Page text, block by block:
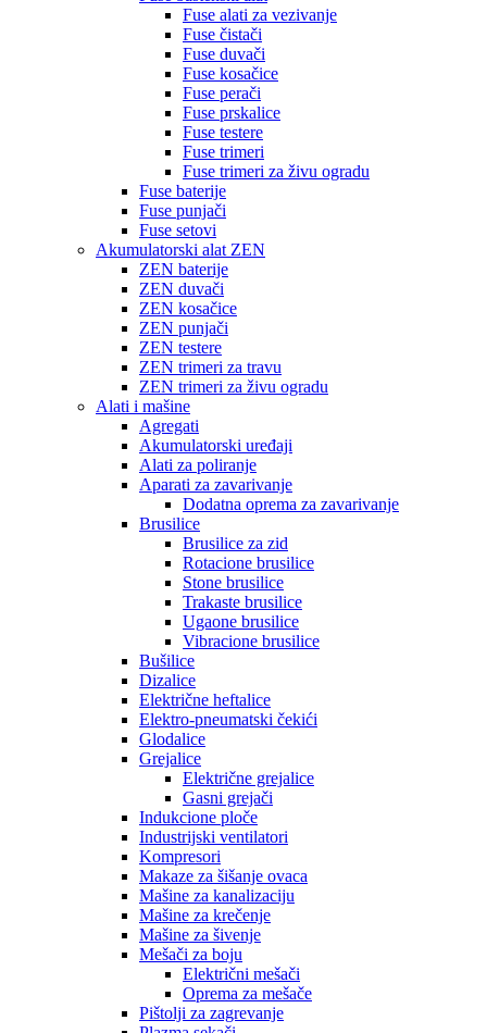
Fuse alati za vezivanje
Fuse čistači
Fuse duvači
Fuse kosačice
Fuse perači
Fuse prskalice
Fuse testere
Fuse trimeri
Fuse trimeri za živu ogradu
Fuse baterije
Fuse punjači
Fuse setovi
Akumulatorski alat ZEN
ZEN baterije
ZEN duvači
ZEN kosačice
ZEN punjači
ZEN testere
ZEN trimeri za travu
ZEN trimeri za živu ogradu
Alati i mašine
Agregati
Akumulatorski uređaji
Alati za poliranje
Aparati za zavarivanje
Dodatna oprema za zavarivanje
Brusilice
Brusilice za zid
Rotacione brusilice
Stone brusilice
Trakaste brusilice
Ugaone brusilice
Vibracione brusilice
Bušilice
Dizalice
Električne heftalice
Elektro-pneumatski čekići
Glodalice
Grejalice
Električne grejalice
Gasni grejači
Indukcione ploče
Industrijski ventilatori
Kompresori
Makaze za šišanje ovaca
Mašine za kanalizaciju
Mašine za krečenje
Mašine za šivenje
Mešači za boju
Električni mešači
Oprema za mešače
Pištolji za zagrevanje